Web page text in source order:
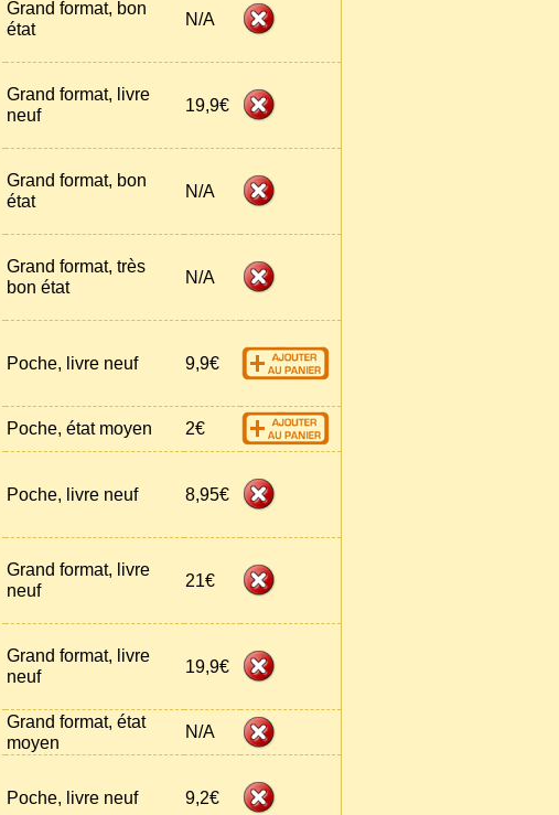
Grand format, bon
état
N/A
Grand format, livre
neuf
19,9€
Grand format, bon
état
N/A
Grand format, très
bon état
N/A
Poche, livre neuf 9,9€
Poche, état moyen 2€
Poche, livre neuf 8,95€
Grand format, livre
neuf
21€
Grand format, livre
neuf
19,9€
Grand format, état
moyen
N/A
Poche, livre neuf 9,2€